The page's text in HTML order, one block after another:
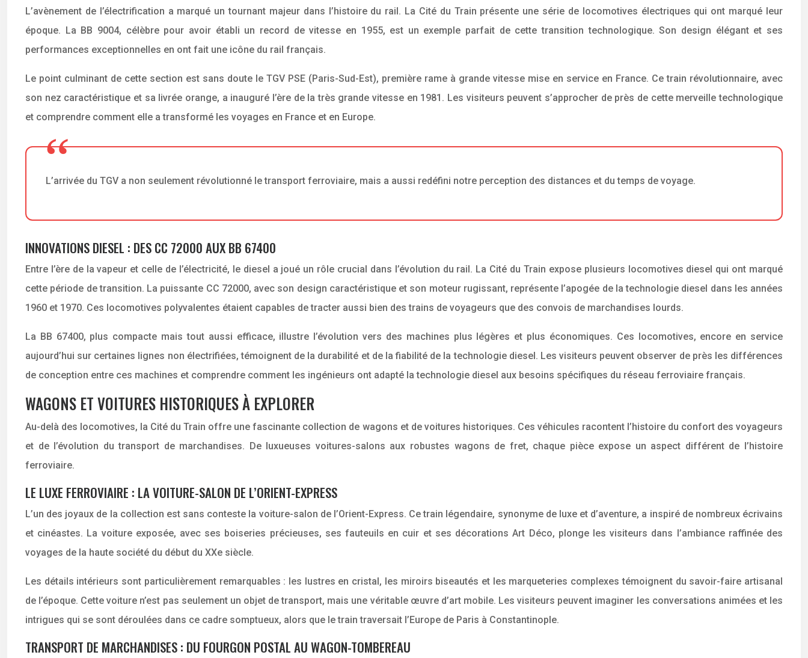
L’avènement de l’électrification a marqué un tournant majeur dans l’histoire du rail. La Cité du Train présente une série de locomotives électriques qui ont marqué leur
époque. La BB 9004, célèbre pour avoir établi un record de vitesse en 1955, est un exemple parfait de cette transition technologique. Son design élégant et ses
performances exceptionnelles en ont fait une icône du rail français.
Le point culminant de cette section est sans doute le TGV PSE (Paris-Sud-Est), première rame à grande vitesse mise en service en France. Ce train révolutionnaire, avec
son nez caractéristique et sa livrée orange, a inauguré l’ère de la très grande vitesse en 1981. Les visiteurs peuvent s’approcher de près de cette merveille technologique
et comprendre comment elle a transformé les voyages en France et en Europe.
L’arrivée du TGV a non seulement révolutionné le transport ferroviaire, mais a aussi redéfini notre perception des distances et du temps de voyage.
INNOVATIONS DIESEL : DES CC 72000 AUX BB 67400
Entre l’ère de la vapeur et celle de l’électricité, le diesel a joué un rôle crucial dans l’évolution du rail. La Cité du Train expose plusieurs locomotives diesel qui ont marqué
cette période de transition. La puissante CC 72000, avec son design caractéristique et son moteur rugissant, représente l’apogée de la technologie diesel dans les années
1960 et 1970. Ces locomotives polyvalentes étaient capables de tracter aussi bien des trains de voyageurs que des convois de marchandises lourds.
La BB 67400, plus compacte mais tout aussi efficace, illustre l’évolution vers des machines plus légères et plus économiques. Ces locomotives, encore en service
aujourd’hui sur certaines lignes non électrifiées, témoignent de la durabilité et de la fiabilité de la technologie diesel. Les visiteurs peuvent observer de près les différences
de conception entre ces machines et comprendre comment les ingénieurs ont adapté la technologie diesel aux besoins spécifiques du réseau ferroviaire français.
WAGONS ET VOITURES HISTORIQUES À EXPLORER
Au-delà des locomotives, la Cité du Train offre une fascinante collection de wagons et de voitures historiques. Ces véhicules racontent l’histoire du confort des voyageurs
et de l’évolution du transport de marchandises. De luxueuses voitures-salons aux robustes wagons de fret, chaque pièce expose un aspect différent de l’histoire
ferroviaire.
LE LUXE FERROVIAIRE : LA VOITURE-SALON DE L’ORIENT-EXPRESS
L’un des joyaux de la collection est sans conteste la voiture-salon de l’Orient-Express. Ce train légendaire, synonyme de luxe et d’aventure, a inspiré de nombreux écrivains
et cinéastes. La voiture exposée, avec ses boiseries précieuses, ses fauteuils en cuir et ses décorations Art Déco, plonge les visiteurs dans l’ambiance raffinée des
voyages de la haute société du début du XXe siècle.
Les détails intérieurs sont particulièrement remarquables : les lustres en cristal, les miroirs biseautés et les marqueteries complexes témoignent du savoir-faire artisanal
de l’époque. Cette voiture n’est pas seulement un objet de transport, mais une véritable œuvre d’art mobile. Les visiteurs peuvent imaginer les conversations animées et les
intrigues qui se sont déroulées dans ce cadre somptueux, alors que le train traversait l’Europe de Paris à Constantinople.
TRANSPORT DE MARCHANDISES : DU FOURGON POSTAL AU WAGON-TOMBEREAU